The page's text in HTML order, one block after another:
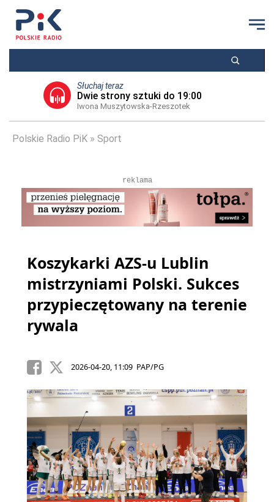
Słuchaj teraz
Dwie strony sztuki do 19:00
Iwona Muszytowska-Rzeszotek
Polskie Radio PiK Sport
reklama
Koszykarki AZS-u Lublin
mistrzyniami Polski. Sukces
przypieczętowany na terenie
rywala
2026-04-20, 11:09 PAP/PG